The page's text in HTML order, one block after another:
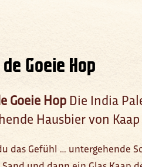
Goeie Hop
Goeie Hop Die India
Hausbier von
das Gefühl … untergehende